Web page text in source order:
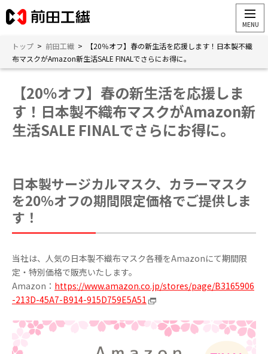
トップ > 前田工繊 >
【20％オフ】春の新生活を応援します！日本製不織
布マスクがAmazon新生活SALE FINALでさらにお得に。
【20％オフ】春の新生活を応援しま
す！日本製不織布マスクがAmazon新
生活SALE FINALでさらにお得に。
日本製サージカルマスク、カラーマスク
を20％オフの期間限定価格でご提供しま
す！
当社は、人気の日本製不織布マスク各種をAmazonにて期間限
定・特別価格で販売いたします。
Amazon： https://www.amazon.co.jp/stores/page/B3165906
-213D-45A7-B914-915D759E5A51